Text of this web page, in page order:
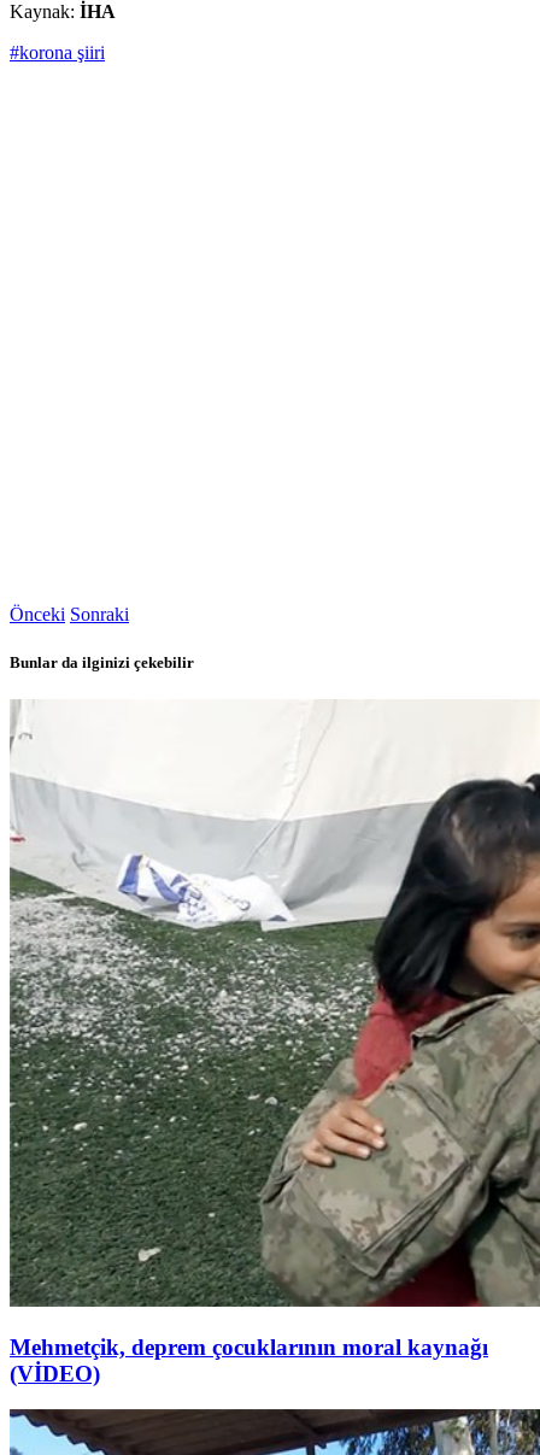
Kaynak: İHA
#korona şiiri
Önceki Sonraki
Bunlar da ilginizi çekebilir
Mehmetçik, deprem çocuklarının moral kaynağı
(VİDEO)